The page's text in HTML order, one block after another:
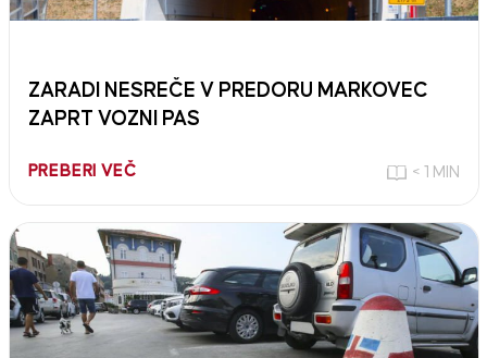
ZARADI NESREČE V PREDORU MARKOVEC
ZAPRT VOZNI PAS
PREBERI VEČ < 1 MIN